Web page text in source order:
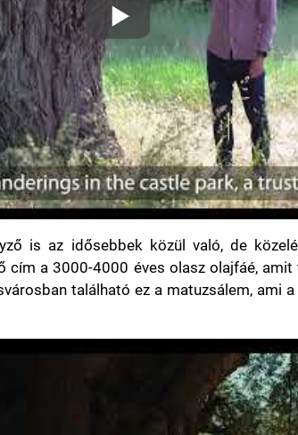
is az idősebbek közül való, de
cím a 3000-4000 éves olasz olajfáé,
található ez a matuzsálem, ami